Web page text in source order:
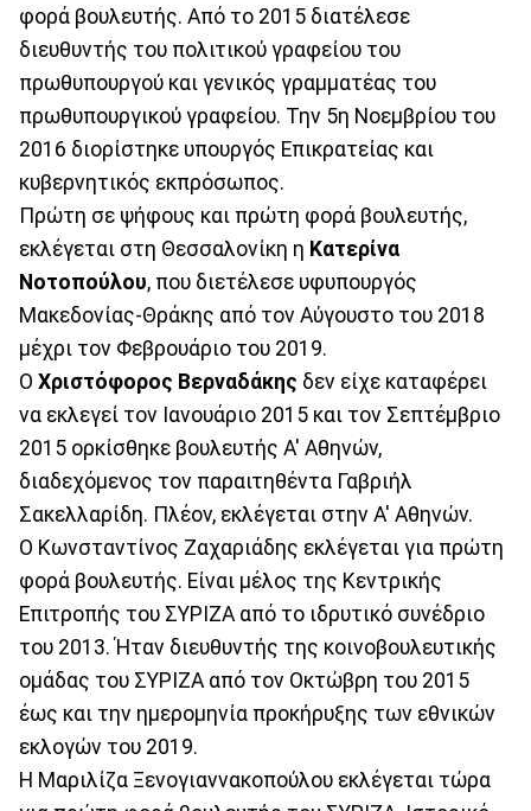
φορά βουλευτής. Από το 2015 διατέλεσε
διευθυντής του πολιτικού γραφείου του
πρωθυπουργού και γενικός γραμματέας του
πρωθυπουργικού γραφείου. Την 5η Νοεμβρίου του
2016 διορίστηκε υπουργός Επικρατείας και
κυβερνητικός εκπρόσωπος.
Πρώτη σε ψήφους και πρώτη φορά βουλευτής,
εκλέγεται στη Θεσσαλονίκη η Κατερίνα
Νοτοπούλου, που διετέλεσε υφυπουργός
Μακεδονίας-Θράκης από τον Αύγουστο του 2018
μέχρι τον Φεβρουάριο του 2019.
Ο Χριστόφορος Βερναδάκης δεν είχε καταφέρει
να εκλεγεί τον Ιανουάριο 2015 και τον Σεπτέμβριο
2015 ορκίσθηκε βουλευτής Α' Αθηνών,
διαδεχόμενος τον παραιτηθέντα Γαβριήλ
Σακελλαρίδη. Πλέον, εκλέγεται στην Α' Αθηνών.
Ο Κωνσταντίνος Ζαχαριάδης εκλέγεται για πρώτη
φορά βουλευτής. Είναι μέλος της Κεντρικής
Επιτροπής του ΣΥΡΙΖΑ από το ιδρυτικό συνέδριο
του 2013. Ήταν διευθυντής της κοινοβουλευτικής
ομάδας του ΣΥΡΙΖΑ από τον Οκτώβρη του 2015
έως και την ημερομηνία προκήρυξης των εθνικών
εκλογών του 2019.
Η Μαριλίζα Ξενογιαννακοπούλου εκλέγεται τώρα